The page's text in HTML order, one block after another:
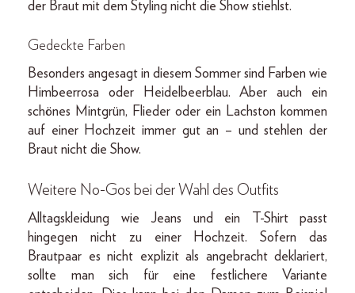
der Braut mit dem Styling nicht die Show stiehlst.
Gedeckte Farben
Besonders angesagt in diesem Sommer sind Farben wie
Himbeerrosa oder Heidelbeerblau. Aber auch ein
schönes Mintgrün, Flieder oder ein Lachston kommen
auf einer Hochzeit immer gut an – und stehlen der
Braut nicht die Show.
Weitere No-Gos bei der Wahl des Outfits
Alltagskleidung wie Jeans und ein T-Shirt passt
hingegen nicht zu einer Hochzeit. Sofern das
Brautpaar es nicht explizit als angebracht deklariert,
sollte man sich für eine festlichere Variante